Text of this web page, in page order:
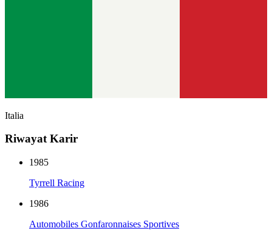
Italia
Riwayat Karir
1985
Tyrrell Racing
1986
Automobiles Gonfaronnaises Sportives